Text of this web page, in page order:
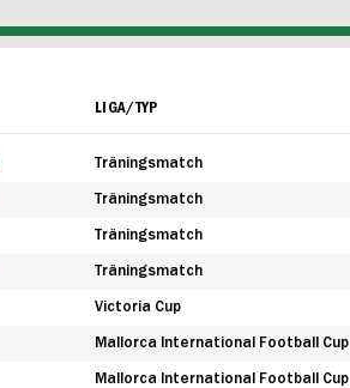
LIGA/TYP
Träningsmatch
Träningsmatch
Träningsmatch
Träningsmatch
Victoria Cup
Mallorca International Football Cup
Mallorca International Football Cup